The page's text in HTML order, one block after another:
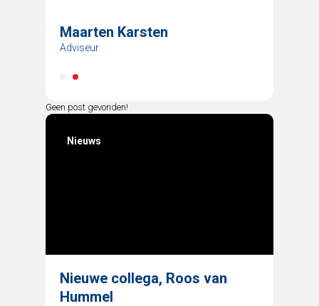
Maarten Karsten
Adviseur
2
Geen post gevonden!
Nieuws
Nieuwe collega, Roos van
Hummel